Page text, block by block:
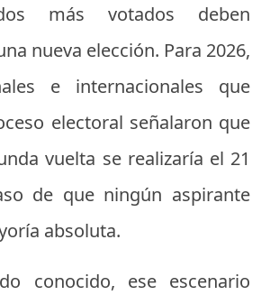
más votados deben
nueva elección. Para 2026,
e internacionales que
electoral señalaron que
vuelta se realizaría el 21
de que ningún aspirante
absoluta.
conocido, ese escenario